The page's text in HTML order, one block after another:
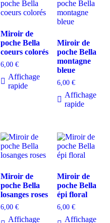
Miroir de
poche Bella
coeurs colorés
6,00€
Affichage
rapide
Miroir de
poche Bella
montagne
bleue
6,00 €
Affichage
rapide
Miroir de
poche Bella
losanges roses
6,00€
Affichage
Miroir de
poche Bella
épi floral
6,00 €
Affichage